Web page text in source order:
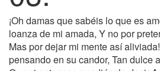
¡Oh damas que sabéis lo que es
loanza de mi amada, Y no por
Mas por dejar mi mente así
pensando en su candor, Tan dulce